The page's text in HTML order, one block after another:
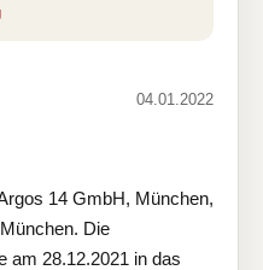
04.01.2022
14 GmbH, München,
Die
am 28.12.2021 in das